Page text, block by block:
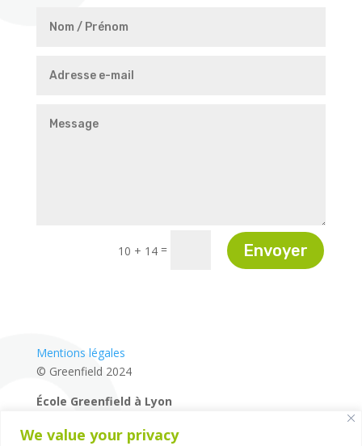
We value your privacy
10 + 14 = Envoyer
Mentions légales
© Greenfield 2024
École Greenfield à Lyon
14 rue de la Mairie – 69660 – Collonges-au-Mont-d’Or